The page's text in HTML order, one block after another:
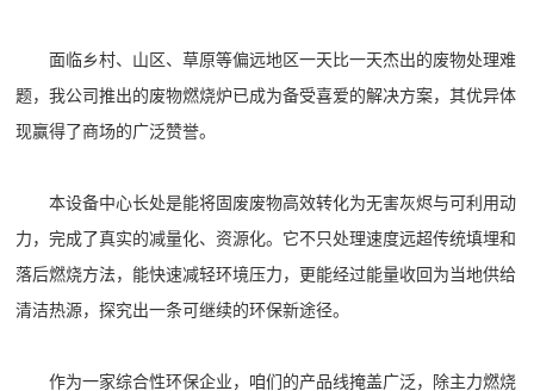
面临乡村、山区、草原等偏远地区一天比一天杰出的废物处理难
题，我公司推出的废物燃烧炉已成为备受喜爱的解决方案，其优异体
现赢得了商场的广泛赞誉。
本设备中心长处是能将固废废物高效转化为无害灰烬与可利用动
力，完成了真实的减量化、资源化。它不只处理速度远超传统填埋和
落后燃烧方法，能快速减轻环境压力，更能经过能量收回为当地供给
清洁热源，探究出一条可继续的环保新途径。
作为一家综合性环保企业，咱们的产品线掩盖广泛，除主力燃烧